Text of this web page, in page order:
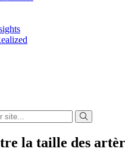
la taille des